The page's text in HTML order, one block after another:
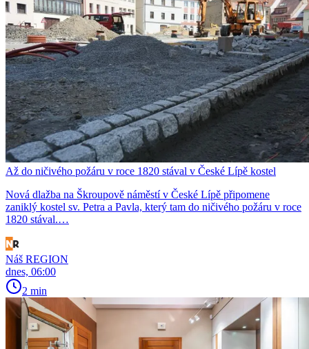
Až do ničivého požáru v roce 1820 stával v České Lípě kostel
Nová dlažba na Škroupově náměstí v České Lípě připomene
zaniklý kostel sv. Petra a Pavla, který tam do ničivého požáru v roce
1820 stával.…
Náš REGION
dnes, 06:00
2 min